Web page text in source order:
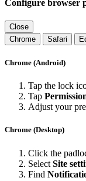
Configure browser
Close
Chrome
Safari
Chrome (Android)
Tap the lock
Tap
Adjust your
Chrome (Desktop)
Click the
Select Site
Find